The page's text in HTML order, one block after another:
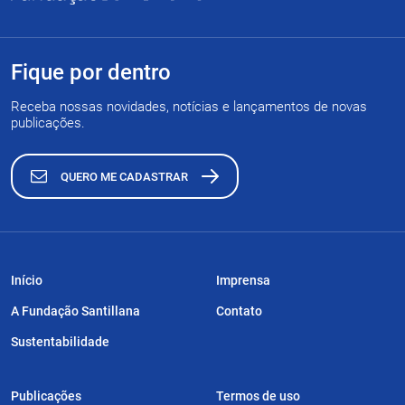
Fique por dentro
Receba nossas novidades, notícias e lançamentos de novas
publicações.
QUERO ME CADASTRAR
Início
A Fundação Santillana
Sustentabilidade
Publicações
Imprensa
Contato
Termos de uso